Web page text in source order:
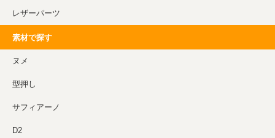
レザーパーツ
素材で探す
ヌメ
型押し
サフィアーノ
D2